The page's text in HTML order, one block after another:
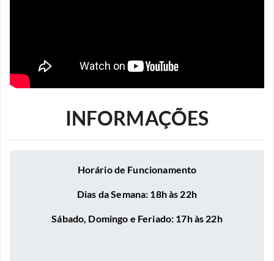
INFORMAÇÕES
Horário de Funcionamento
Dias da Semana: 18h às 22h
Sábado, Domingo e Feriado: 17h às 22h